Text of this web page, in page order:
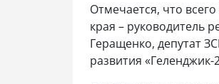
Отмечается, что
края – руководитель
Геращенко, депутат
развития